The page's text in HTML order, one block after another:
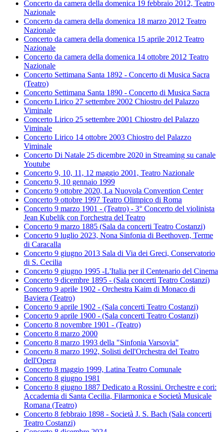
Concerto da camera della domenica 19 febbraio 2012, Teatro
Nazionale
Concerto da camera della domenica 18 marzo 2012 Teatro
Nazionale
Concerto da camera della domenica 15 aprile 2012 Teatro
Nazionale
Concerto da camera della domenica 14 ottobre 2012 Teatro
Nazionale
Concerto Settimana Santa 1892 - Concerto di Musica Sacra
(Teatro)
Concerto Settimana Santa 1890 - Concerto di Musica Sacra
Concerto Lirico 27 settembre 2002 Chiostro del Palazzo
Viminale
Concerto Lirico 25 settembre 2001 Chiostro del Palazzo
Viminale
Concerto Lirico 14 ottobre 2003 Chiostro del Palazzo
Viminale
Concerto Di Natale 25 dicembre 2020 in Streaming su canale
Youtube
Concerto 9, 10, 11, 12 maggio 2001, Teatro Nazionale
Concerto 9, 10 gennaio 1999
Concerto 9 ottobre 2020, La Nuovola Convention Center
Concerto 9 ottobre 1997 Teatro Olimpico di Roma
Concerto 9 marzo 1901 - (Teatro) - 3° Concerto del violinista
Jean Kubelik con l'orchestra del Teatro
Concerto 9 marzo 1885 (Sala da concerti Teatro Costanzi)
Concerto 9 luglio 2023, Nona Sinfonia di Beethoven, Terme
di Caracalla
Concerto 9 giugno 2013 Sala di Via dei Greci, Conservatorio
di S. Cecilia
Concerto 9 giugno 1995 -L'Italia per il Centenario del Cinema
Concerto 9 dicembre 1895 - (Sala concerti Teatro Costanzi)
Concerto 9 aprile 1902 - Orchestra Kaim di Monaco di
Baviera (Teatro)
Concerto 9 aprile 1902 - (Sala concerti Teatro Costanzi)
Concerto 9 aprile 1900 - (Sala concerti Teatro Costanzi)
Concerto 8 novembre 1901 - (Teatro)
Concerto 8 marzo 2000
Concerto 8 marzo 1993 della "Sinfonia Varsovia"
Concerto 8 marzo 1992, Solisti dell'Orchestra del Teatro
dell'Opera
Concerto 8 maggio 1999, Latina Teatro Comunale
Concerto 8 giugno 1981
Concerto 8 giugno 1887 Dedicato a Rossini. Orchestre e cori:
Accademia di Santa Cecilia, Filarmonica e Società Musicale
Romana (Teatro)
Concerto 8 febbraio 1898 - Società J. S. Bach (Sala concerti
Teatro Costanzi)